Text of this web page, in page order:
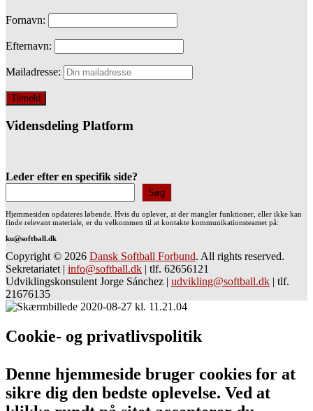
Fornavn:
Efternavn:
Mailadresse:
Vidensdeling Platform
Leder efter en specifik side?
Søg
Hjemmesiden opdateres løbende. Hvis du oplever, at der mangler funktioner, eller ikke kan
finde relevant materiale, er du velkommen til at kontakte kommunikationsteamet på:
ku@softball.dk
Copyright © 2026 Dansk Softball Forbund. All rights reserved.
Sekretariatet | info@softball.dk | tlf. 62656121
Udviklingskonsulent Jorge Sánchez | udvikling@softball.dk | tlf.
21676135
Cookie- og privatlivspolitik
Denne hjemmeside bruger cookies for at
sikre dig den bedste oplevelse. Ved at